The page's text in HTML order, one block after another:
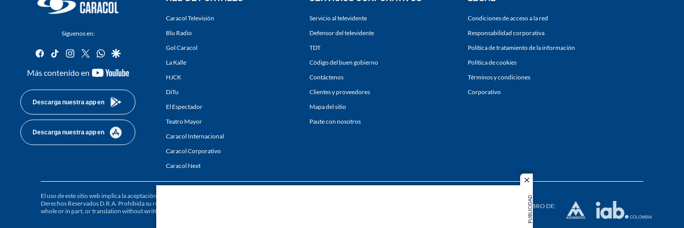
close
PUBLICIDAD
Síguenos en:
facebook
tiktok instagram
twitterwhatsapp
google
Más contenido en
youtube-
Descarga nuestra app en
Descarga nuestra app en
Caracol Televisión
Blu Radio
Gol Caracol
La Kalle
HJCK
DiTu
El Espectador
Teatro Mayor
Caracol Internacional
Caracol Corporativo
Caracol Next
Servicio al televidente
Defensor del televidente
TDT
Código del buen gobierno
Contáctenos
Clientes y proveedores
Mapa del sitio
Paute con nosotros
Condiciones de acceso a la red
Responsabilidad corporativa
Política de tratamiento de la información
Política de cookies
Términos y condiciones
Corporativo
El uso de este sitio web implica la aceptación de los
Derechos Reservados D.R.A. Prohibida su reproducción total o parcial, así como su traducción a cualquier idioma sin autorización escrita de su titular. Reproduction in
whole or in part, or translation without written permission is prohibited. All rights reserved 2025.
MIEMBRO DE: